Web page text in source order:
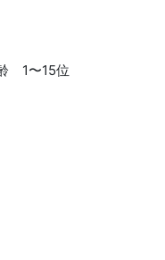
1〜15位